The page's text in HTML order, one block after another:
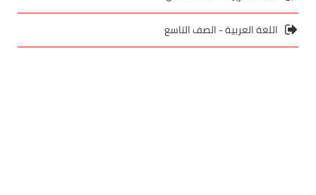
اللغة العربية - الصف التاسع